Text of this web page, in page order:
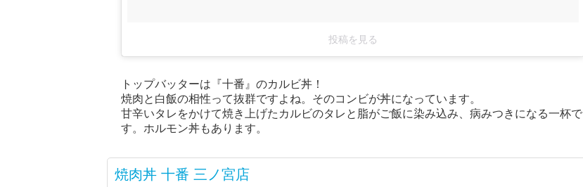
投稿を見る
トップバッターは『十番』のカルビ丼！
焼肉と白飯の相性って抜群ですよね。そのコンビが丼になっています。
甘辛いタレをかけて焼き上げたカルビのタレと脂がご飯に染み込み、病みつきになる一杯で
す。ホルモン丼もあります。
焼肉丼 十番 三ノ宮店